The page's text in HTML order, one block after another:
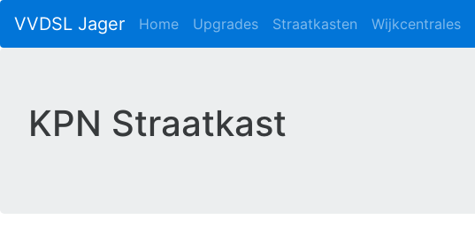
VVDSL Jager Home Upgrades Straatkasten Wijkcentrales
KPN Straatkast